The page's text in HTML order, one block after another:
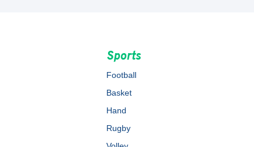
Sports
Football
Basket
Hand
Rugby